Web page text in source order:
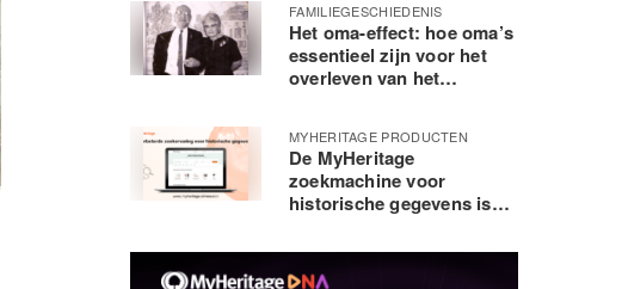
FAMILIEGESCHIEDENIS
Het oma-effect: hoe oma’s
essentieel zijn voor het
overleven van het
MYHERITAGE PRODUCTEN
De MyHeritage
zoekmachine voor
historische gegevens is